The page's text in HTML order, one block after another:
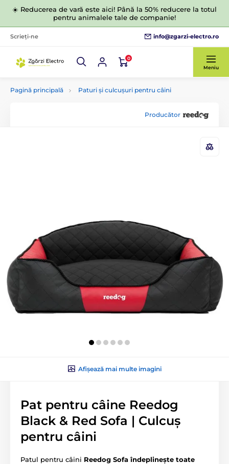
☀️ Reducerea de vară este aici! Până la 50% reducere la totul
pentru animalele tale de companie!
Scrieți-ne info@zgarzi-electro.ro
0
Meniu
Pagină principală Paturi și culcușuri pentru câini
Producător
Afișează mai multe imagini
Pat pentru câine Reedog
Black & Red Sofa | Culcuș
pentru câini
Patul pentru câini Reedog Sofa îndeplinește toate